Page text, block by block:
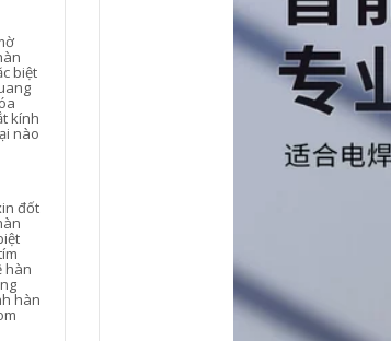
biệt
kính
nào
đốt
hàn
hàn
nghiệp chống
sương mù trong
suốt nam nữ đi xe
kính bảo hộ cho
Kính hàn thợ hàn
kính chống tia cực